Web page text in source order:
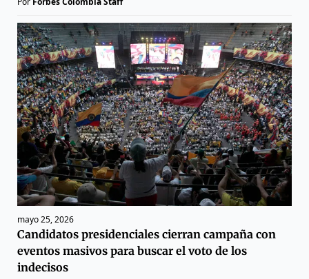
mayo 25, 2026
Candidatos presidenciales cierran campaña con
eventos masivos para buscar el voto de los
indecisos